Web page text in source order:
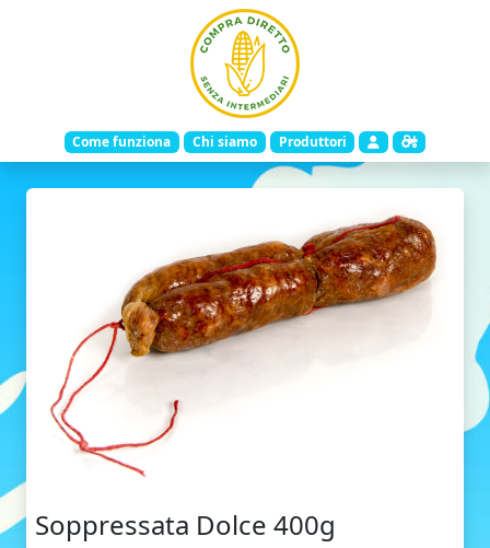
Come funziona Chi siamo Produttori
Indietro
Soppressata Dolce 400g